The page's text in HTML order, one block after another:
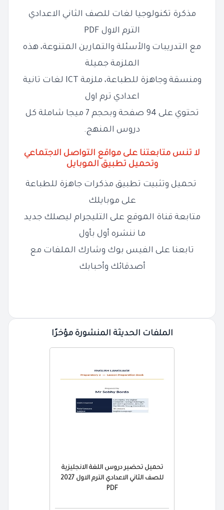
مذكرة تكنولوجيا لغات للصف الثاني الاعدادي
الترم الاول PDF
مع التدريبات والأسئلة والتمارين المتنوعة، هذه
الملزمة جميلة
ومنسقة وجاهزة للطباعة، ملزمة ICT لغات تانية
اعدادي ترم اول
تحتوي على 94 صفحة وبحجم 7 ميجا شاملة كل
دروس المنهج.
لا تنس متابعتنا على مواقع التواصل الاجتماعي
وتحميل تطبيق الموبايل
تحميل وتثبيت تطبيق مذكرات جاهزة للطباعة
على موبايلك
متابعة قناة الموقع على التليجرام ليصلك جديد
ما ننشره أول بأول
تابعنا على الفيس بوك وشارك الملفات مع
أصدقائك وأحبابك
الملفات الحديثة المنشورة مؤخرًا
تحميل تحضير دروس اللغة الانجليزية
للصف الثاني الاعدادي الترم الاول 2027
PDF